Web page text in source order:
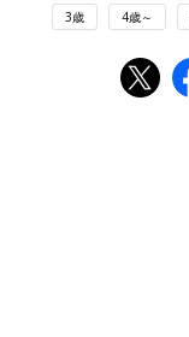
3歳 4歳～